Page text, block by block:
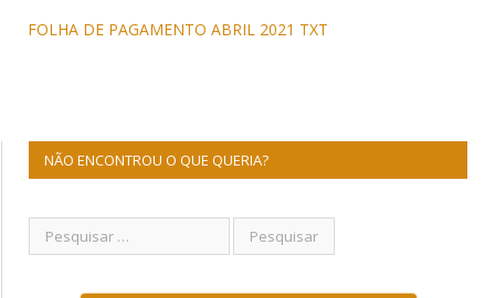
FOLHA DE PAGAMENTO ABRIL 2021 TXT
NÃO ENCONTROU O QUE QUERIA?